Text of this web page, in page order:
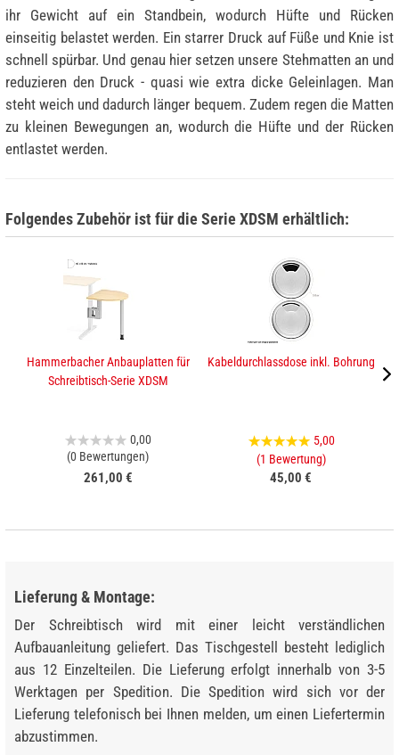
ihr Gewicht auf ein Standbein, wodurch Hüfte und Rücken
einseitig belastet werden. Ein starrer Druck auf Füße und Knie ist
schnell spürbar. Und genau hier setzen unsere Stehmatten an und
reduzieren den Druck - quasi wie extra dicke Geleinlagen. Man
steht weich und dadurch länger bequem. Zudem regen die Matten
zu kleinen Bewegungen an, wodurch die Hüfte und der Rücken
entlastet werden.
Folgendes Zubehör ist für die Serie XDSM erhältlich:
Hammerbacher Anbauplatten für
Schreibtisch-Serie XDSM
0,00
(0 Bewertungen)
261,00 €
Kabeldurchlassdose inkl. Bohrung
5,00
(1 Bewertung)
45,00 €
Lieferung & Montage:
Der Schreibtisch wird mit einer leicht verständlichen
Aufbauanleitung geliefert. Das Tischgestell besteht lediglich
aus 12 Einzelteilen. Die Lieferung erfolgt innerhalb von 3-5
Werktagen per Spedition. Die Spedition wird sich vor der
Lieferung telefonisch bei Ihnen melden, um einen Liefertermin
abzustimmen.